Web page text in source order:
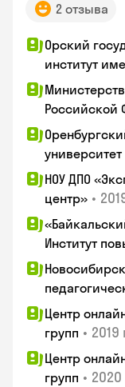
2 отзыва
Орский
институт
Российской
университет
НОУ ДПО
центр» •
Институт
Центр
групп • 2019
Центр
групп • 2020